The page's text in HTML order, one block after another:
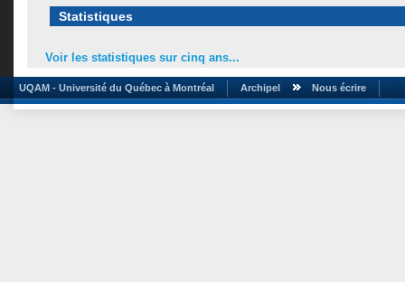
Statistiques
Voir les statistiques sur cinq ans...
UQAM - Université du Québec à Montréal Archipel Nous écrire